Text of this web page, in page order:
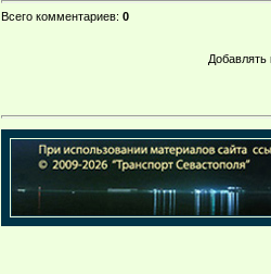
Всего комментариев:0
Добавлять